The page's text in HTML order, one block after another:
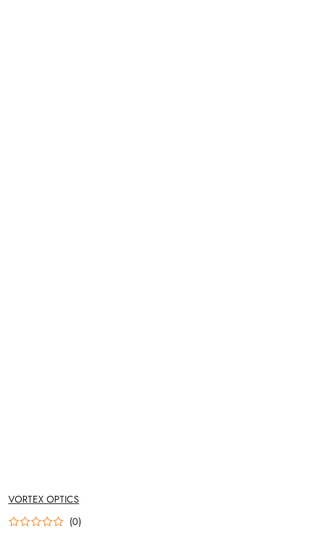
NAZWA
PRODUCENTA:
VORTEX OPTICS
(0)